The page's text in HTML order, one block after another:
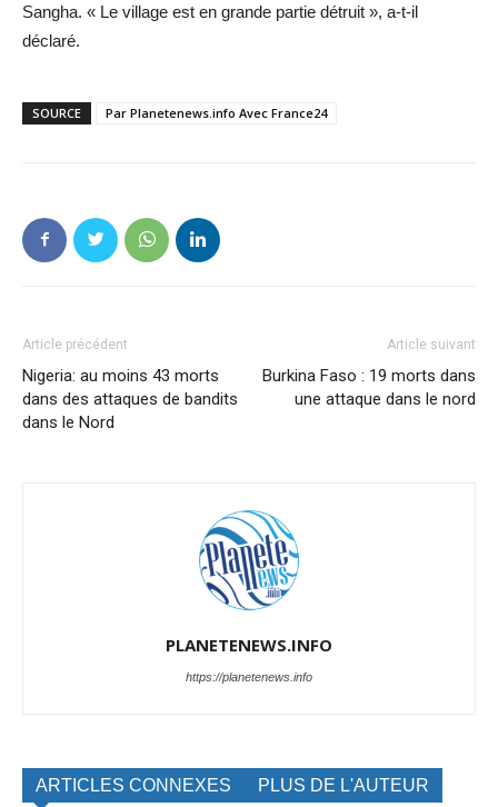
Sangha. « Le village est en grande partie détruit », a-t-il
déclaré.
SOURCE Par Planetenews.info Avec France24
Article précédent
Nigeria: au moins 43 morts
dans des attaques de bandits
dans le Nord
Article suivant
Burkina Faso : 19 morts dans
une attaque dans le nord
PLANETENEWS.INFO
https://planetenews.info
ARTICLES CONNEXES PLUS DE L'AUTEUR